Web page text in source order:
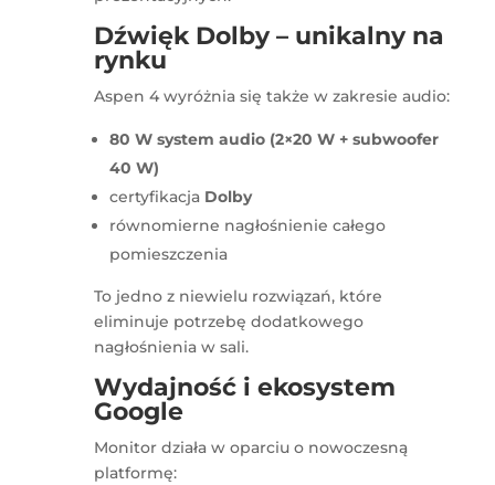
Dźwięk Dolby – unikalny na
rynku
Aspen 4 wyróżnia się także w zakresie audio:
80 W system audio (2×20 W + subwoofer
40 W)
certyfikacja Dolby
równomierne nagłośnienie całego
pomieszczenia
To jedno z niewielu rozwiązań, które
eliminuje potrzebę dodatkowego
nagłośnienia w sali.
Wydajność i ekosystem
Google
Monitor działa w oparciu o nowoczesną
platformę: